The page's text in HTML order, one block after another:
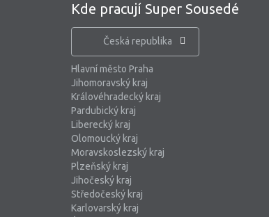
Kde pracují Super Sousedé
Česká republika
Hlavní město Praha
Jihomoravský kraj
Královéhradecký kraj
Pardubický kraj
Liberecký kraj
Olomoucký kraj
Moravskoslezský kraj
Plzeňský kraj
Jihočeský kraj
Středočeský kraj
Karlovarský kraj